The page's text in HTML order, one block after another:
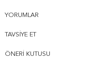
YORUMLAR
TAVSIYE ET
ÖNERI KUTUSU